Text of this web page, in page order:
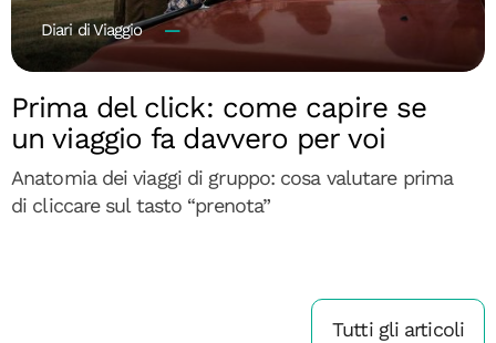
Diari di Viaggio
Prima del click: come capire se
un viaggio fa davvero per voi
Anatomia dei viaggi di gruppo: cosa valutare prima
di cliccare sul tasto “prenota”
Tutti gli articoli